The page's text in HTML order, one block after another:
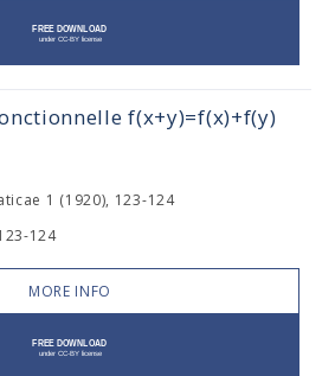
f(x+y)=f(x)+f(y)
1 (1920), 123-124
124
MORE INFO